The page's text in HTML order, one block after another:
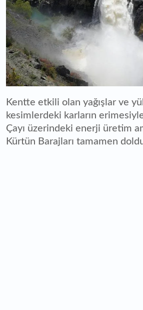
Kentte etkili olan yağışlar ve
kesimlerdeki karların
Çayı üzerindeki enerji üretim
Kürtün Barajları tamamen